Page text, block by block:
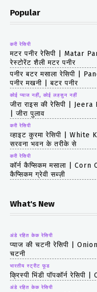
Popular
करी रेसिपी
मटर पनीर रेसिपी | Matar
रेस्टोरेंट शैली मटर पनीर
पनीर बटर मसाला रेसिपी |
पनीर मखनी | बटर पनीर
कोई प्याज नहीं, कोई लहसुन नहीं
जीरा राइस की रेसिपी |
| जीरा पुलाव
करी रेसिपी
व्हाइट कुरमा रेसिपी |
सरवना भवन के तरीके से
करी रेसिपी
कॉर्न कैप्सिकम मसाला |
कैप्सिकम ग्रेवी सब्ज़ी
What's New
अंडे रहित केक रेसिपी
प्याज की चटनी रेसिपी |
चटनी
भारतीय स्ट्रीट फूड
क्रिस्पी भिंडी पॉपकॉर्न
अंडे रहित केक रेसिपी